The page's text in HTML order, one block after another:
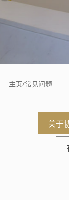
主页/常见问题
关于